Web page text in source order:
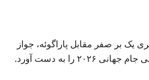
یک بر صفر مقابل پاراگوئه، جواز
را به دست آورد.